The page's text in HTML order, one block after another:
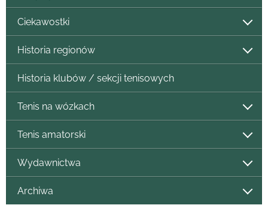
Ciekawostki
Historia regionów
Historia klubów / sekcji tenisowych
Tenis na wózkach
Tenis amatorski
Wydawnictwa
Archiwa